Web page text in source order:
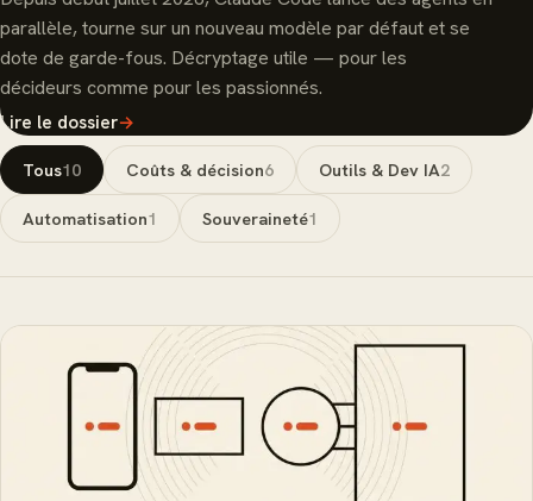
parallèle, tourne sur un nouveau modèle par défaut et se
dote de garde-fous. Décryptage utile — pour les
décideurs comme pour les passionnés.
Lire le dossier→
Tous10 Coûts & décision6 Outils & Dev IA2
Automatisation1 Souveraineté1